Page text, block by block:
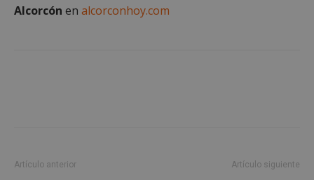
Alcorcón en alcorconhoy.com
Artículo anterior Artículo siguiente
Las cookies estrictamente necesarias permiten la